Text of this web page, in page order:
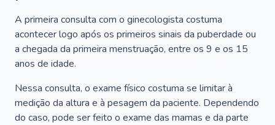
A primeira consulta com o ginecologista costuma
acontecer logo após os primeiros sinais da puberdade ou
a chegada da primeira menstruação, entre os 9 e os 15
anos de idade.
Nessa consulta, o exame físico costuma se limitar à
medição da altura e à pesagem da paciente. Dependendo
do caso, pode ser feito o exame das mamas e da parte